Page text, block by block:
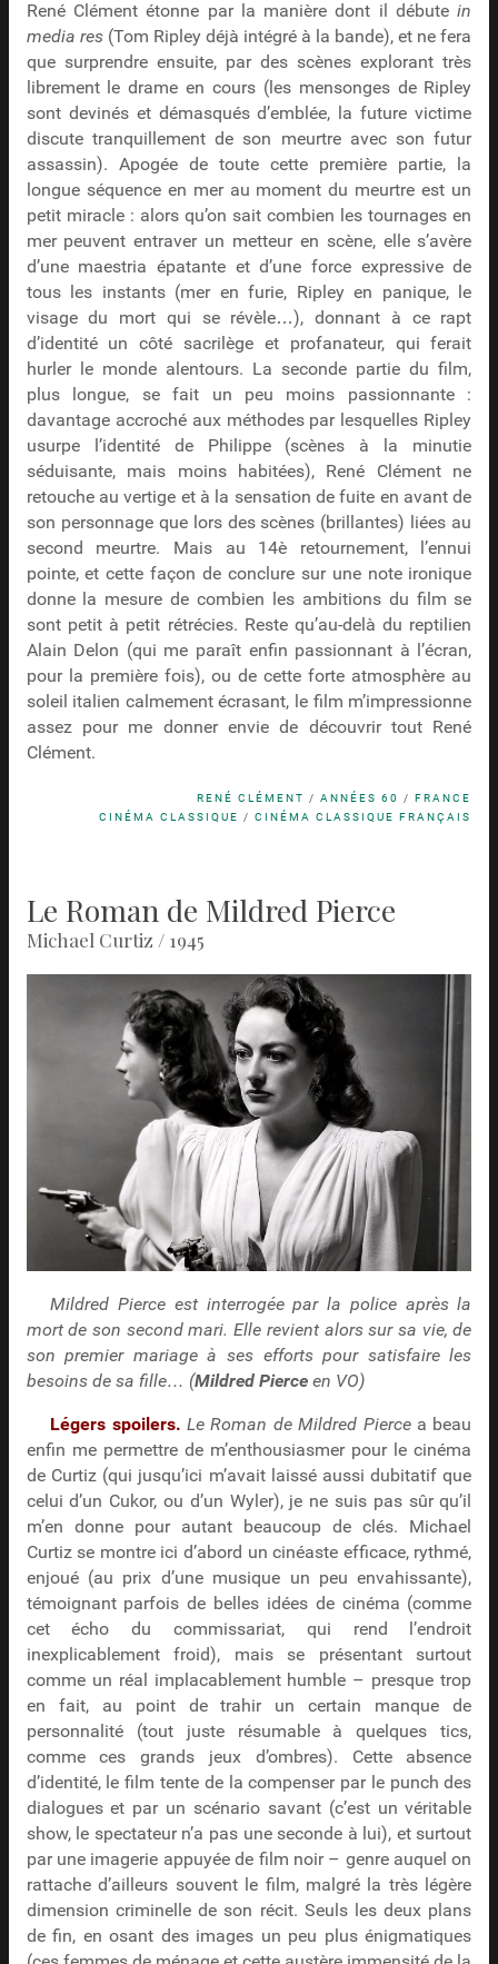
René Clément étonne par la manière dont il débutein
media res(Tom Ripley déjà intégré à la bande), et ne fera
que surprendre ensuite, par des scènes explorant très
librement le drame en cours (les mensonges de Ripley
sont devinés et démasqués d’emblée, la future victime
discute tranquillement de son meurtre avec son futur
assassin). Apogée de toute cette première partie, la
longue séquence en mer au moment du meurtre est un
petit miracle : alors qu’on sait combien les tournages en
mer peuvent entraver un metteur en scène, elle s’avère
d’une maestria épatante et d’une force expressive de
tous les instants (mer en furie, Ripley en panique, le
visage du mort qui se révèle…), donnant à ce rapt
d’identité un côté sacrilège et profanateur, qui ferait
hurler le monde alentours. La seconde partie du film,
plus longue, se fait un peu moins passionnante :
davantage accroché aux méthodes par lesquelles Ripley
usurpe l’identité de Philippe (scènes à la minutie
séduisante, mais moins habitées), René Clément ne
retouche au vertige et à la sensation de fuite en avant de
son personnage que lors des scènes (brillantes) liées au
second meurtre. Mais au 14è retournement, l’ennui
pointe, et cette façon de conclure sur une note ironique
donne la mesure de combien les ambitions du film se
sont petit à petit rétrécies. Reste qu’au-delà du reptilien
Alain Delon (qui me paraît enfin passionnant à l’écran,
pour la première fois), ou de cette forte atmosphère au
soleil italien calmement écrasant, le film m’impressionne
assez pour me donner envie de découvrir tout René
Clément.
RENÉ CLÉMENT /ANNÉES 60 /FRANCE
CINÉMA CLASSIQUE /CINÉMA CLASSIQUE FRANÇAIS
Le Roman de Mildred Pierce
Michael Curtiz / 1945
Mildred Pierce est interrogée par la police après la
mort de son second mari. Elle revient alors sur sa vie, de
son premier mariage à ses efforts pour satisfaire les
besoins de sa fille… (Mildred Pierceen VO)
Légers spoilers. Le Roman de Mildred Piercea beau
enfin me permettre de m’enthousiasmer pour le cinéma
de Curtiz (qui jusqu’ici m’avait laissé aussi dubitatif que
celui d’un Cukor, ou d’un Wyler), je ne suis pas sûr qu’il
m’en donne pour autant beaucoup de clés. Michael
Curtiz se montre ici d’abord un cinéaste efficace, rythmé,
enjoué (au prix d’une musique un peu envahissante),
témoignant parfois de belles idées de cinéma (comme
cet écho du commissariat, qui rend l’endroit
inexplicablement froid), mais se présentant surtout
comme un réal implacablement humble – presque trop
en fait, au point de trahir un certain manque de
personnalité (tout juste résumable à quelques tics,
comme ces grands jeux d’ombres). Cette absence
d’identité, le film tente de la compenser par le punch des
dialogues et par un scénario savant (c’est un véritable
show, le spectateur n’a pas une seconde à lui), et surtout
par une imagerie appuyée de film noir – genre auquel on
rattache d’ailleurs souvent le film, malgré la très légère
dimension criminelle de son récit. Seuls les deux plans
de fin, en osant des images un peu plus énigmatiques